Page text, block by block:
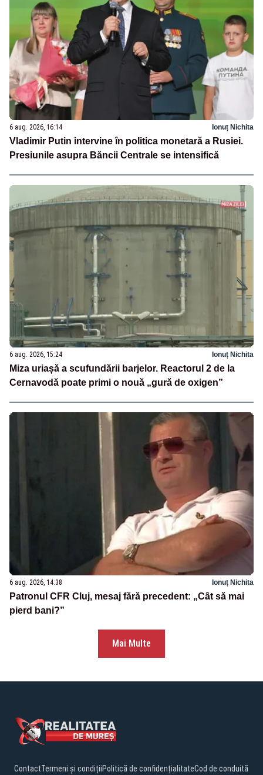
6 aug. 2026, 16:14 Ionuț Nichita
Vladimir Putin intervine în politica monetară a Rusiei.
Presiunile asupra Băncii Centrale se intensifică
6 aug. 2026, 15:24 Ionuț Nichita
Miza uriașă a scufundării barjelor. Reactorul 2 de la
Cernavodă poate primi o nouă „gură de oxigen”
6 aug. 2026, 14:38 Ionuț Nichita
Patronul CFR Cluj, mesaj fără precedent: „Cât să mai
pierd bani?”
Mai Multe
ContactTermeni și condițiiPolitică de confidențialitateCod de conduită